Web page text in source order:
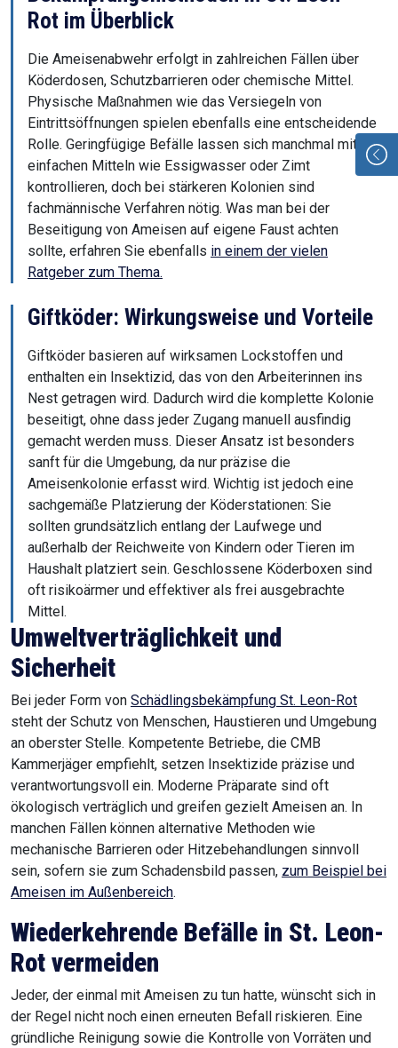
Rot im Überblick
Die Ameisenabwehr erfolgt in zahlreichen Fällen über
Köderdosen, Schutzbarrieren oder chemische Mittel.
Physische Maßnahmen wie das Versiegeln von
Eintrittsöffnungen spielen ebenfalls eine entscheidende
Rolle. Geringfügige Befälle lassen sich manchmal mit
einfachen Mitteln wie Essigwasser oder Zimt
kontrollieren, doch bei stärkeren Kolonien sind
fachmännische Verfahren nötig. Was man bei der
Beseitigung von Ameisen auf eigene Faust achten
sollte, erfahren Sie ebenfalls in einem der vielen
Ratgeber zum Thema.
Giftköder: Wirkungsweise und Vorteile
Giftköder basieren auf wirksamen Lockstoffen und
enthalten ein Insektizid, das von den Arbeiterinnen ins
Nest getragen wird. Dadurch wird die komplette Kolonie
beseitigt, ohne dass jeder Zugang manuell ausfindig
gemacht werden muss. Dieser Ansatz ist besonders
sanft für die Umgebung, da nur präzise die
Ameisenkolonie erfasst wird. Wichtig ist jedoch eine
sachgemäße Platzierung der Köderstationen: Sie
sollten grundsätzlich entlang der Laufwege und
außerhalb der Reichweite von Kindern oder Tieren im
Haushalt platziert sein. Geschlossene Köderboxen sind
oft risikoärmer und effektiver als frei ausgebrachte
Mittel.
Umweltverträglichkeit und
Sicherheit
Bei jeder Form von Schädlingsbekämpfung St. Leon-Rot
steht der Schutz von Menschen, Haustieren und Umgebung
an oberster Stelle. Kompetente Betriebe, die CMB
Kammerjäger empfiehlt, setzen Insektizide präzise und
verantwortungsvoll ein. Moderne Präparate sind oft
ökologisch verträglich und greifen gezielt Ameisen an. In
manchen Fällen können alternative Methoden wie
mechanische Barrieren oder Hitzebehandlungen sinnvoll
sein, sofern sie zum Schadensbild passen, zum Beispiel bei
Ameisen im Außenbereich.
Wiederkehrende Befälle in St. Leon-
Rot vermeiden
Jeder, der einmal mit Ameisen zu tun hatte, wünscht sich in
der Regel nicht noch einen erneuten Befall riskieren. Eine
gründliche Reinigung sowie die Kontrolle von Vorräten und